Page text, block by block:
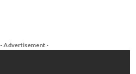
- Advertisement -